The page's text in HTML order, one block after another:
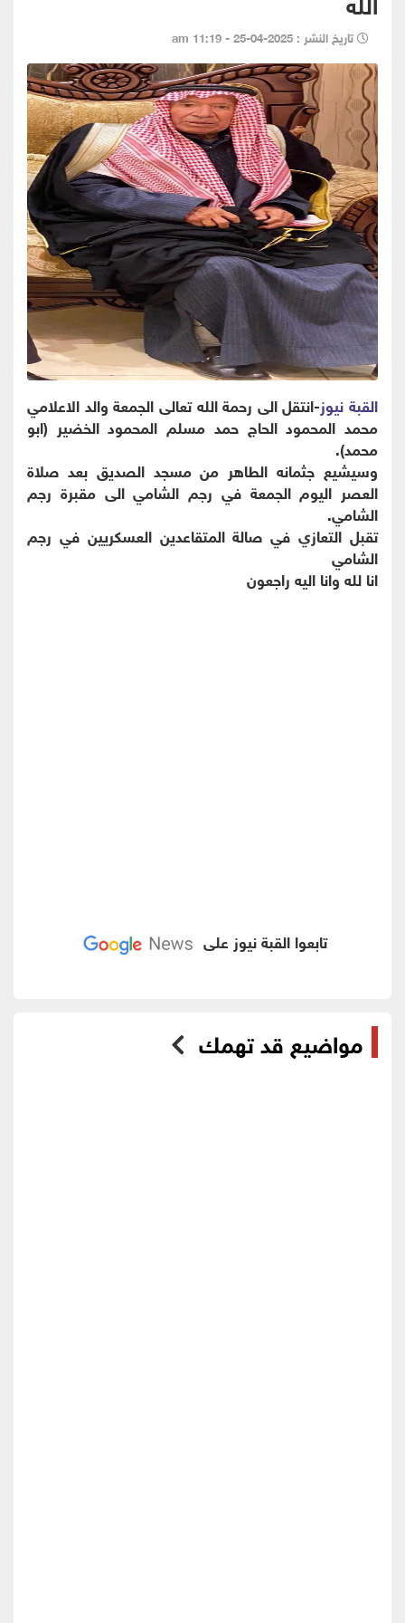
تاريخ النشر : 2025-04-25 - 11:19 am
القبة نيوز-انتقل الى رحمة الله تعالى الجمعة والد الاعلامي
محمد المحمود الحاج حمد مسلم المحمود الخضير (ابو
محمد).
وسيشيع جثمانه الطاهر من مسجد الصديق بعد صلاة
العصر اليوم الجمعة في رجم الشامي الى مقبرة رجم
الشامي.
تقبل التعازي في صالة المتقاعدين العسكريين في رجم
الشامي
انا لله وانا اليه راجعون
تابعوا القبة نيوز على
مواضيع قد تهمك